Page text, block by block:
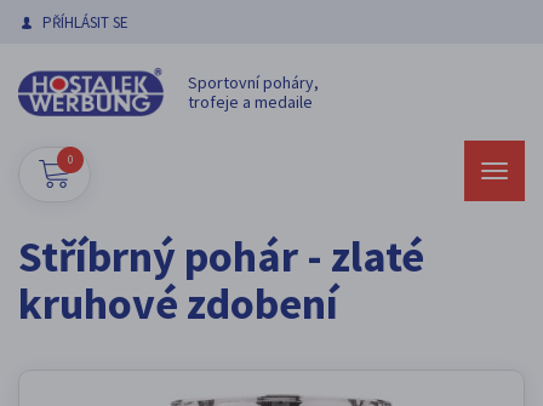
PŘÍHLÁSIT SE
Sportovní poháry,
trofeje a medaile
0
Stříbrný pohár - zlaté
kruhové zdobení